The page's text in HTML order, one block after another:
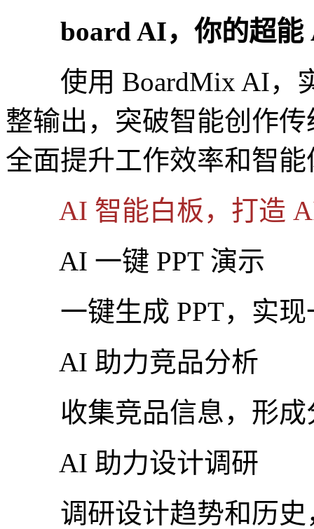
board AI，你的超能
使用 BoardMix AI，
整输出，突破智能创作
全面提升工作效率和智能
AI 智能白板，打造
AI 一键 PPT 演示
一键生成 PPT，实现
AI 助力竞品分析
收集竞品信息，形成
AI 助力设计调研
调研设计趋势和历史